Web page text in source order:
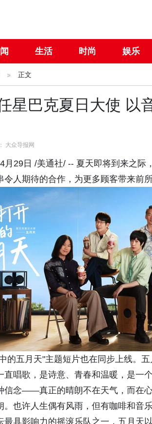
生活 时尚 娱乐
正文
星巴克夏日大使 以
大众导报网
月29日 /美通社/ -- 夏天即将到来之
令人期待的合作，为更多顾客带来前
的五月天"主题短片也在同步上线。
直唱歌，是诗意、青春和温暖，是一
信念——真正的晴朗不在天气，而在
。也许人生偶有风雨，但有咖啡和音
最具影响力的摇滚乐队之一，五月天